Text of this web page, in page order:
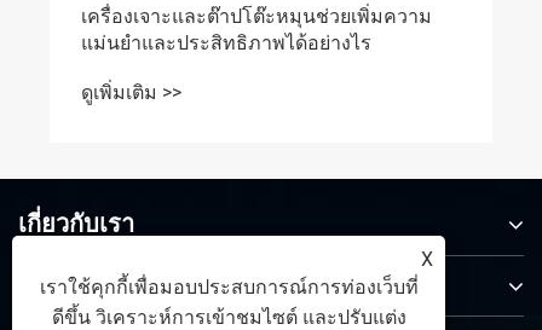
เครื่องเจาะและต๊าปโต๊ะหมุนช่วยเพิ่มความ
แม่นยำและประสิทธิภาพได้อย่างไร
ดูเพิ่มเติม >>
เกี่ยวกับเรา
สินค้า
X
เราใช้คุกกี้เพื่อมอบประสบการณ์การท่องเว็บที่
ดีขึ้น วิเคราะห์การเข้าชมไซต์ และปรับแต่ง